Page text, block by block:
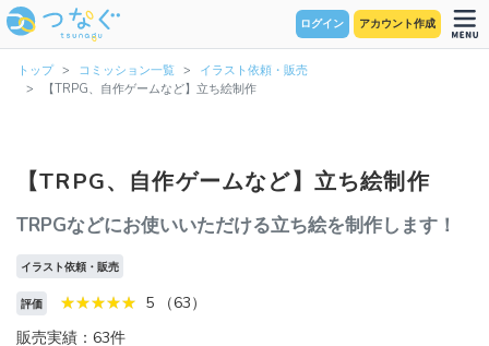
ログイン アカウント作成
トップ コミッション一覧
イラスト依頼・販売
【TRPG、自作ゲームなど】立ち絵制作
【TRPG、自作ゲームなど】立ち絵制作
TRPGなどにお使いいただける立ち絵を制作します！
イラスト依頼・販売
評価
5 （63）
販売実績：63件